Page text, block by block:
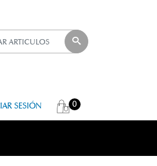
0
SESIÓN